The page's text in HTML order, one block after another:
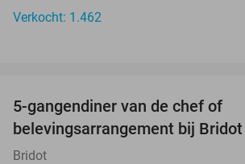
Verkocht: 1.462
5-gangendiner van de chef of
belevingsarrangement bij Bridot
Bridot